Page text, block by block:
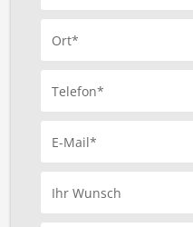
Ort*
Telefon*
E-Mail*
Ihr Wunsch